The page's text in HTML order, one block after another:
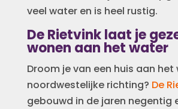
veel water en is heel rustig.
De Rietvink laat je
wonen aan het water
Droom je van een huis aan het
noordwestelijke richting? De
gebouwd in de jaren negentig